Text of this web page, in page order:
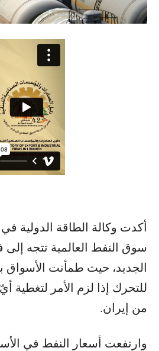
أكدت وكالة الطاقة الدولية
سوق النفط العالمية تتجه إلى
الجديد، حيث طمأنت الأسواق
للتحرك إذا لزم الأمر لتغطية
من إيران.
وارتفعت أسعار النفط في